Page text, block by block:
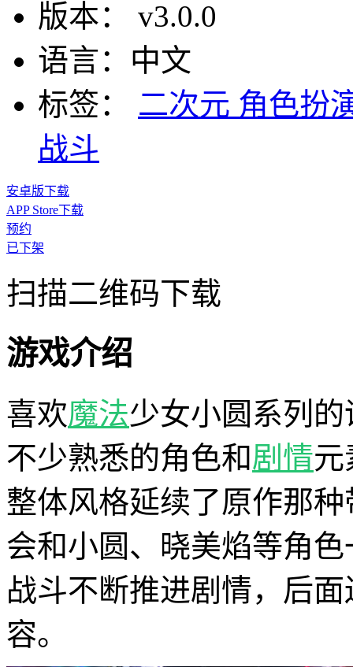
版本：
v3.0.0
语言： 中文
标签：
二次元 角色扮
战斗
安卓版下载
APP Store下载
预约
已下架
扫描二维码下载
游戏介绍
喜欢魔法少女小圆系列的
不少熟悉的角色和剧情元
整体风格延续了原作那
会和小圆、晓美焰等角
战斗不断推进剧情，后
容。